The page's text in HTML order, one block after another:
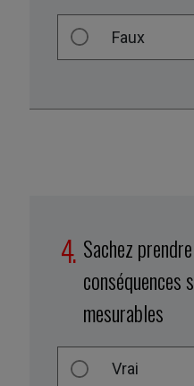
Faux
Sachez
mesurables
Vrai